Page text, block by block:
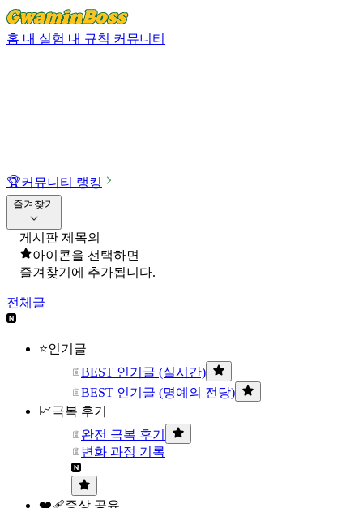
홈 내 실험 내 규칙 커뮤니티
🏆커뮤니티 랭킹
즐겨찾기
게시판 제목의
아이콘을 선택하면
즐겨찾기에 추가됩니다.
전체글
⭐인기글
BEST 인기글 (실시간)
BEST 인기글 (명예의 전당)
📈극복 후기
완전 극복 후기
변화 과정 기록
❤️‍🩹증상 공유